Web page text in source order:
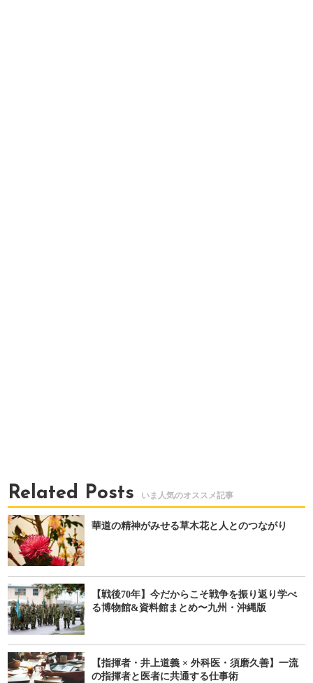
Related Posts
華道の精神がみせる草木花と人とのつながり
【戦後70年】今だからこそ戦争を振り返り学べ
る博物館&資料館まとめ〜九州・沖縄版
【指揮者・井上道義 × 外科医・須磨久善】一流
の指揮者と医者に共通する仕事術